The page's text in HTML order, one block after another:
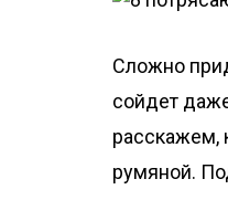
Сложно
сойдет
расскажем,
румяной.